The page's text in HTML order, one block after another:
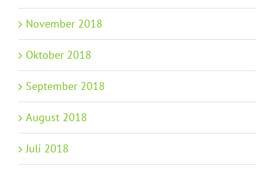
November 2018
Oktober 2018
September 2018
August 2018
Juli 2018